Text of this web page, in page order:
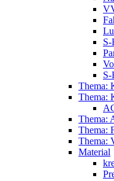
S-
S-
Thema:
Thema:
Thema:
Thema:
Thema:
Material